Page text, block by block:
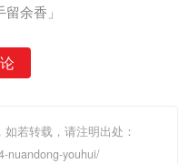
留余香」
，如若转载，请注明出处：
nuandong-youhui/